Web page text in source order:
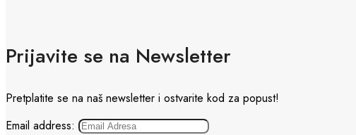
Prijavite se na Newsletter
Pretplatite se na naš newsletter i ostvarite kod za popust!
Email address: